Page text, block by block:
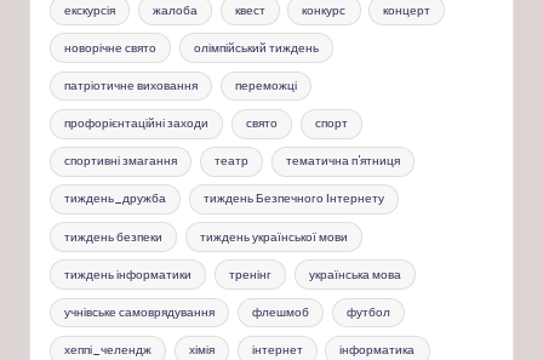
екскурсія жалоба квест конкурс концерт
новорічне свято олімпійський тиждень
патріотичне виховання переможці
профорієнтаційні заходи свято спорт
спортивні змагання театр тематична п'ятниця
тиждень_дружба тиждень Безпечного Інтернету
тиждень безпеки тиждень української мови
тиждень інформатики тренінг українська мова
учнівське самоврядування флешмоб футбол
хеппі_челендж хімія інтернет інформатика